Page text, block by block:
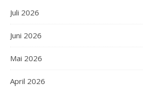
Juli 2026
Juni 2026
Mai 2026
April 2026